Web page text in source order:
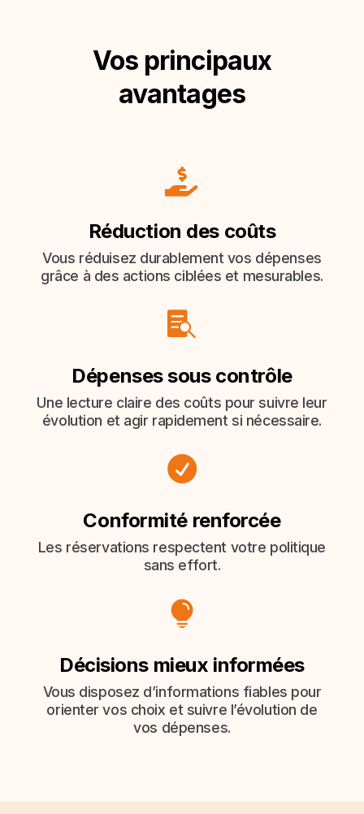
Vos principaux
avantages

Réduction des coûts
Vous réduisez durablement vos dépenses
grâce à des actions ciblées et mesurables.

Dépenses sous contrôle
Une lecture claire des coûts pour suivre leur
évolution et agir rapidement si nécessaire.

Conformité renforcée
Les réservations respectent votre politique
sans effort.

Décisions mieux informées
Vous disposez d’informations fiables pour
orienter vos choix et suivre l’évolution de
vos dépenses.